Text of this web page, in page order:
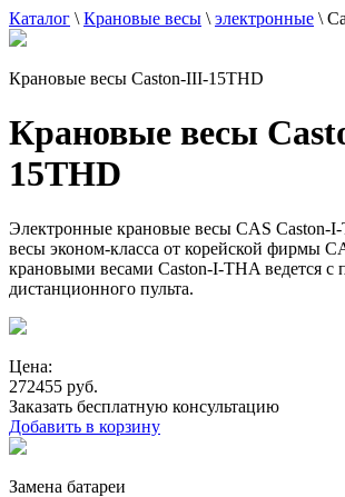
Каталог \ Крановые весы \ электронные \
Крановые весы Caston-III-15THD
Крановые весы
15THD
Электронные крановые весы CAS Caston-
весы эконом-класса от корейской фирмы
крановыми весами Caston-I-THA ведется
дистанционного пульта.
Цена:
272455 руб.
Заказать бесплатную консультацию
Добавить в корзину
Замена батареи